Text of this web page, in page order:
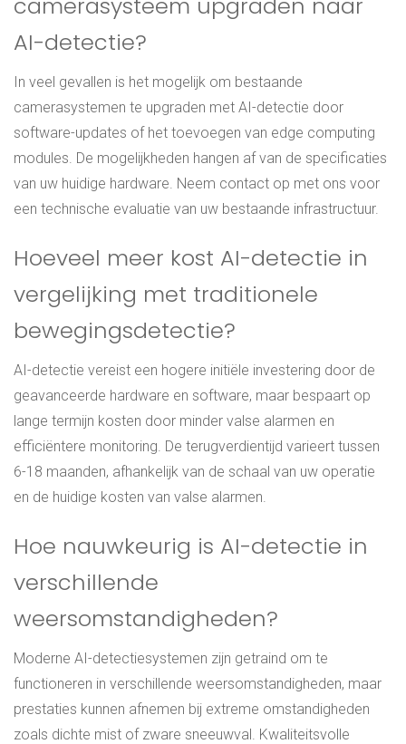
AI-detectie?
In veel gevallen is het mogelijk om bestaande
camerasystemen te upgraden met AI-detectie door
software-updates of het toevoegen van edge computing
modules. De mogelijkheden hangen af van de specificaties
van uw huidige hardware. Neem contact op met ons voor
een technische evaluatie van uw bestaande infrastructuur.
Hoeveel meer kost AI-detectie in
vergelijking met traditionele
bewegingsdetectie?
AI-detectie vereist een hogere initiële investering door de
geavanceerde hardware en software, maar bespaart op
lange termijn kosten door minder valse alarmen en
efficiëntere monitoring. De terugverdientijd varieert tussen
6-18 maanden, afhankelijk van de schaal van uw operatie
en de huidige kosten van valse alarmen.
Hoe nauwkeurig is AI-detectie in
verschillende
weersomstandigheden?
Moderne AI-detectiesystemen zijn getraind om te
functioneren in verschillende weersomstandigheden, maar
prestaties kunnen afnemen bij extreme omstandigheden
zoals dichte mist of zware sneeuwval. Kwaliteitsvolle